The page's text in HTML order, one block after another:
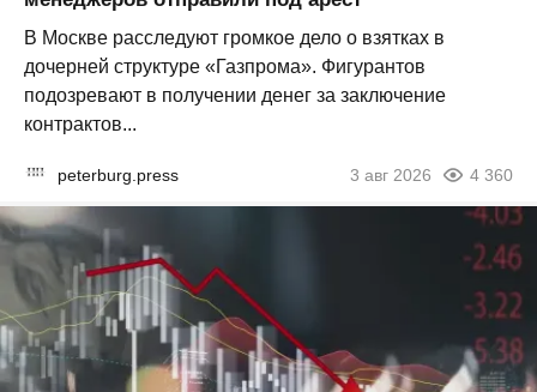
В Москве расследуют громкое дело о взятках в
дочерней структуре «Газпрома». Фигурантов
подозревают в получении денег за заключение
контрактов...
peterburg.press 3 авг 2026 4 360